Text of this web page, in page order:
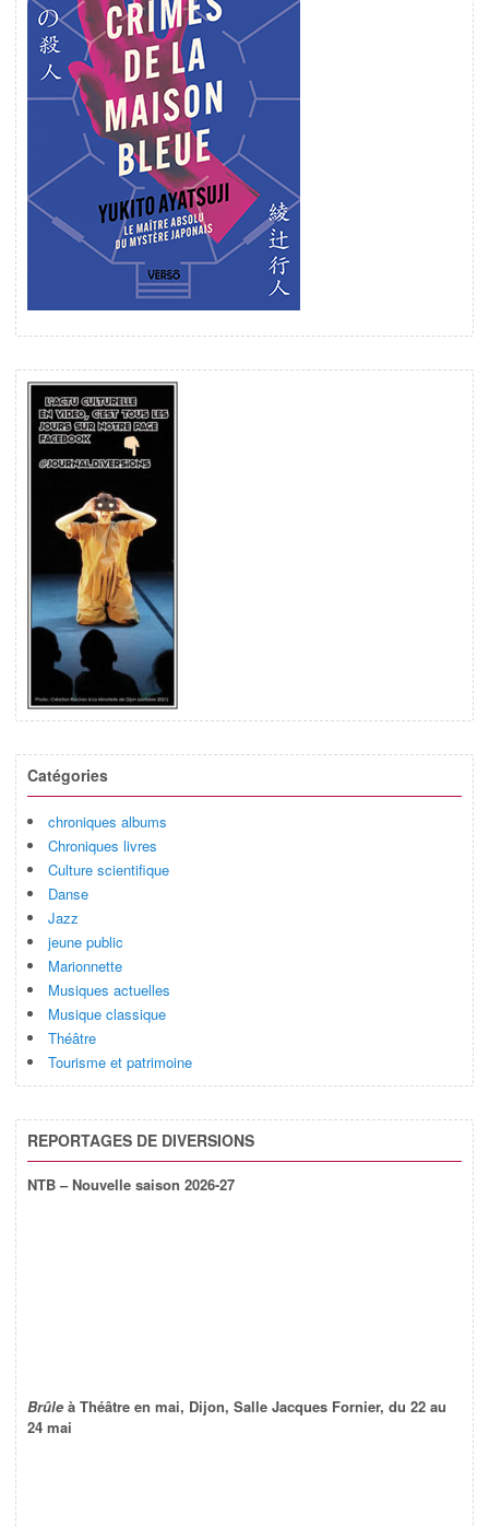
Catégories
chroniques albums
Chroniques livres
Culture scientifique
Danse
Jazz
jeune public
Marionnette
Musiques actuelles
Musique classique
Théâtre
Tourisme et patrimoine
REPORTAGES DE DIVERSIONS
NTB – Nouvelle saison 2026-27
Brûle à Théâtre en mai, Dijon, Salle Jacques Fornier, du 22 au
24 mai